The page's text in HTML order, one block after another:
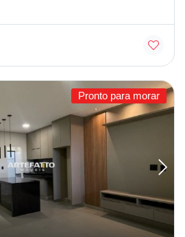
Pronto para morar